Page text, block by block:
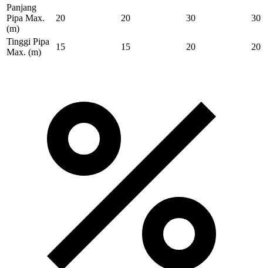
Panjang
Pipa Max.
(m)
20 20 30 30
Tinggi Pipa
Max. (m)
15 15 20 20